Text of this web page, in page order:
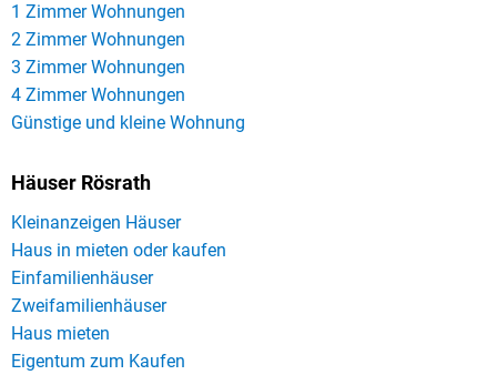
1 Zimmer Wohnungen
2 Zimmer Wohnungen
3 Zimmer Wohnungen
4 Zimmer Wohnungen
Günstige und kleine Wohnung
Häuser Rösrath
Kleinanzeigen Häuser
Haus in mieten oder kaufen
Einfamilienhäuser
Zweifamilienhäuser
Haus mieten
Eigentum zum Kaufen